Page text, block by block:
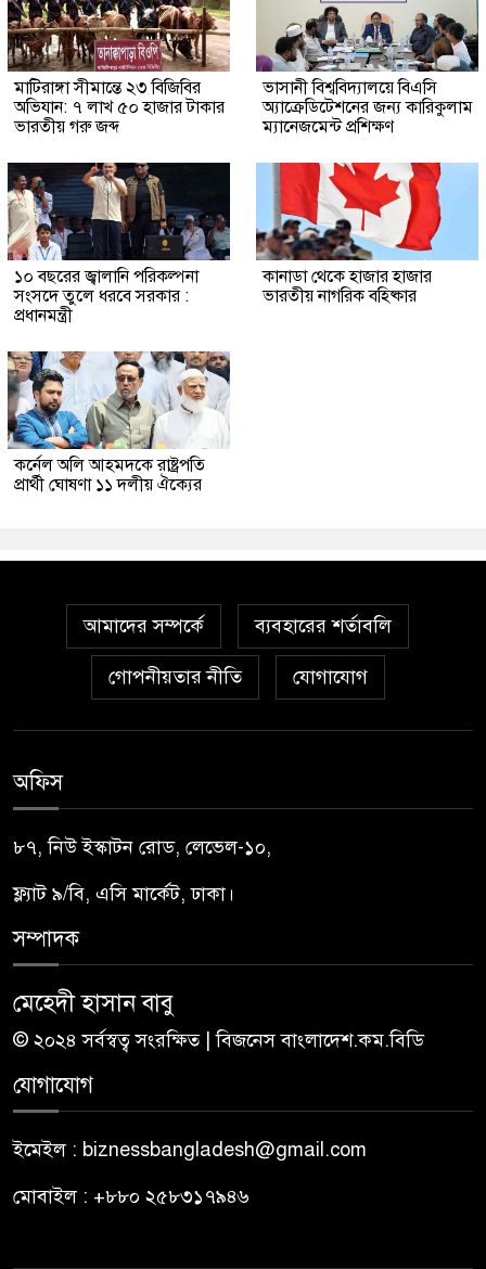
মাটিরাঙ্গা সীমান্তে ২৩ বিজিবির
অভিযান: ৭ লাখ ৫০ হাজার টাকার
ভারতীয় গরু জব্দ
ভাসানী বিশ্ববিদ্যালয়ে বিএসি
অ্যাক্রেডিটেশনের জন্য কারিকুলাম
ম্যানেজমেন্ট প্রশিক্ষণ
১০ বছরের জ্বালানি পরিকল্পনা
সংসদে তুলে ধরবে সরকার :
প্রধানমন্ত্রী
কানাডা থেকে হাজার হাজার
ভারতীয় নাগরিক বহিষ্কার
কর্নেল অলি আহমদকে রাষ্ট্রপতি
প্রার্থী ঘোষণা ১১ দলীয় ঐক্যের
আমাদের সম্পর্কে ব্যবহারের শর্তাবলি
গোপনীয়তার নীতি যোগাযোগ
অফিস
৮৭, নিউ ইস্কাটন রোড, লেভেল-১০,
ফ্ল্যাট ৯/বি, এসি মার্কেট, ঢাকা।
সম্পাদক
মেহেদী হাসান বাবু
© ২০২৪ সর্বস্বত্ব সংরক্ষিত | বিজনেস বাংলাদেশ.কম.বিডি
যোগাযোগ
ইমেইল : biznessbangladesh@gmail.com
মোবাইল : +৮৮০ ২৫৮৩১৭৯৪৬